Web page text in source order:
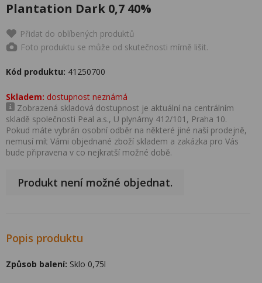
Plantation Dark 0,7 40%
Přidat do oblíbených produktů
Foto produktu se může od skutečnosti mírně lišit.
Kód produktu: 41250700
Skladem: dostupnost neznámá
Zobrazená skladová dostupnost je aktuální na centrálním
skladě společnosti Peal a.s., U plynárny 412/101, Praha 10.
Pokud máte vybrán osobní odběr na některé jiné naší prodejně,
nemusí mít Vámi objednané zboží skladem a zakázka pro Vás
bude připravena v co nejkratší možné době.
Produkt není možné objednat.
Popis produktu
Způsob balení: Sklo 0,75l